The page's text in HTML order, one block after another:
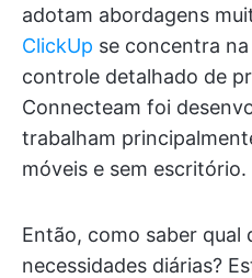
adotam abordagens
ClickUp se concentra
controle detalhado de
Connecteam foi
trabalham
móveis e sem escritório.
Então, como saber qual
necessidades diárias?